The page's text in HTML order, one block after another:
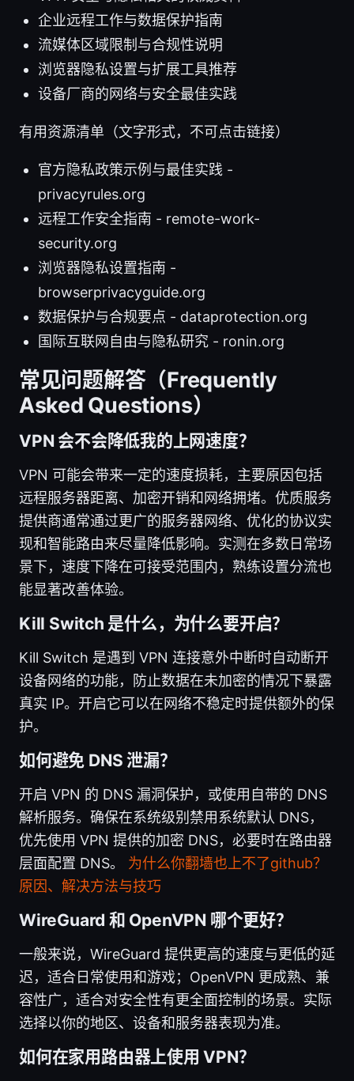
企业远程工作与数据保护指南
流媒体区域限制与合规性说明
浏览器隐私设置与扩展工具推荐
设备厂商的网络与安全最佳实践
有用资源清单（文字形式，不可点击链接）
官方隐私政策示例与最佳实践 -
privacyrules.org
远程工作安全指南 - remote-work-
security.org
浏览器隐私设置指南 -
browserprivacyguide.org
数据保护与合规要点 - dataprotection.org
国际互联网自由与隐私研究 - ronin.org
常见问题解答（Frequently
Asked Questions）
VPN 会不会降低我的上网速度？
VPN 可能会带来一定的速度损耗，主要原因包括
远程服务器距离、加密开销和网络拥堵。优质服务
提供商通常通过更广的服务器网络、优化的协议实
现和智能路由来尽量降低影响。实测在多数日常场
景下，速度下降在可接受范围内，熟练设置分流也
能显著改善体验。
Kill Switch 是什么，为什么要开启？
Kill Switch 是遇到 VPN 连接意外中断时自动断开
设备网络的功能，防止数据在未加密的情况下暴露
真实 IP。开启它可以在网络不稳定时提供额外的保
护。
如何避免 DNS 泄漏？
开启 VPN 的 DNS 漏洞保护，或使用自带的 DNS
解析服务。确保在系统级别禁用系统默认 DNS，
优先使用 VPN 提供的加密 DNS，必要时在路由器
层面配置 DNS。 为什么你翻墙也上不了github？
原因、解决方法与技巧
WireGuard 和 OpenVPN 哪个更好？
一般来说，WireGuard 提供更高的速度与更低的延
迟，适合日常使用和游戏；OpenVPN 更成熟、兼
容性广，适合对安全性有更全面控制的场景。实际
选择以你的地区、设备和服务器表现为准。
如何在家用路由器上使用 VPN？